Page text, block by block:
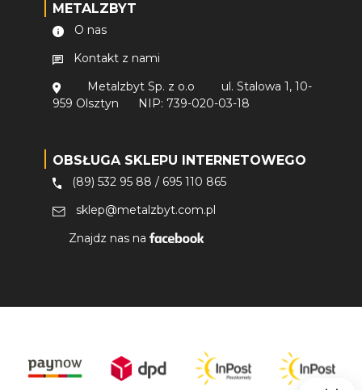
METALZBYT
O nas
Kontakt z nami
Metalzbyt Sp. z o.o
ul. Stalowa 1, 10-
959 Olsztyn
NIP: 739-020-03-18
OBSŁUGA SKLEPU INTERNETOWEGO
(89) 532 95 88 / 695 110 865
sklep@metalzbyt.com.pl
Znajdz nas na